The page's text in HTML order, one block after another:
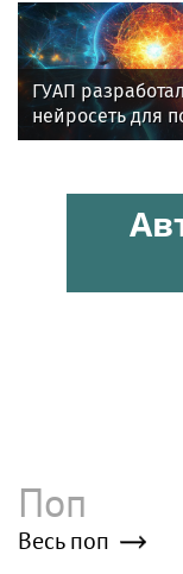
клубом Басты
ГУАП
нейросеть для
обуви по фото
Поп
Весь поп